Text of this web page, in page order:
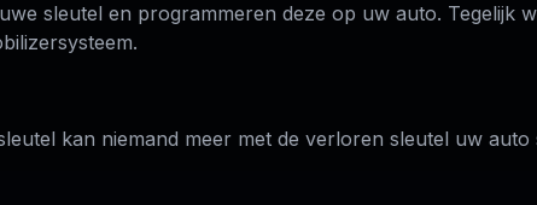
sleutel en programmeren deze op uw auto. Tegelijk
kan niemand meer met de verloren sleutel uw